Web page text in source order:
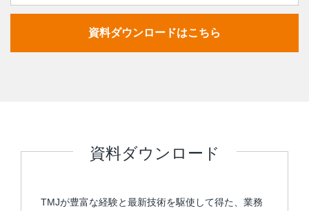
資料ダウンロードはこちら
資料ダウンロード
TMJが豊富な経験と最新技術を駆使して得た、業務